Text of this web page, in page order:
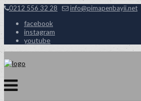
0212 556 32 28 info@pimapenbayii.net
facebook
instagram
youtube